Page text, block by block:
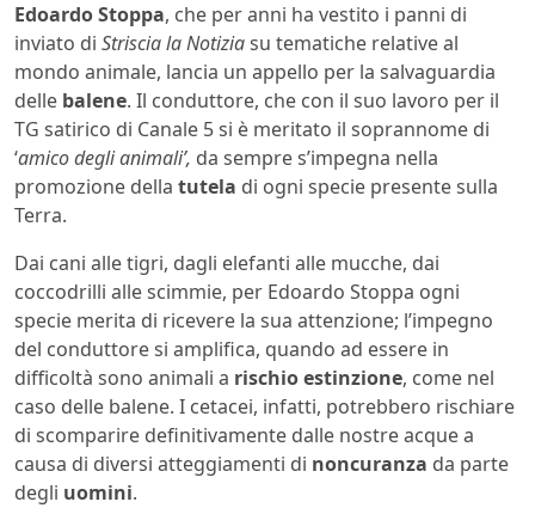
Edoardo Stoppa, che per anni ha vestito i panni di
inviato di Striscia la Notiziasu tematiche relative al
mondo animale, lancia un appello per la salvaguardia
delle balene. Il conduttore, che con il suo lavoro per il
TG satirico di Canale 5 si è meritato il soprannome di
‘amico degli animali’, da sempre s’impegna nella
promozione della tutela di ogni specie presente sulla
Terra.
Dai cani alle tigri, dagli elefanti alle mucche, dai
coccodrilli alle scimmie, per Edoardo Stoppa ogni
specie merita di ricevere la sua attenzione; l’impegno
del conduttore si amplifica, quando ad essere in
difficoltà sono animali a rischio estinzione, come nel
caso delle balene. I cetacei, infatti, potrebbero rischiare
di scomparire definitivamente dalle nostre acque a
causa di diversi atteggiamenti di noncuranza da parte
degli uomini.